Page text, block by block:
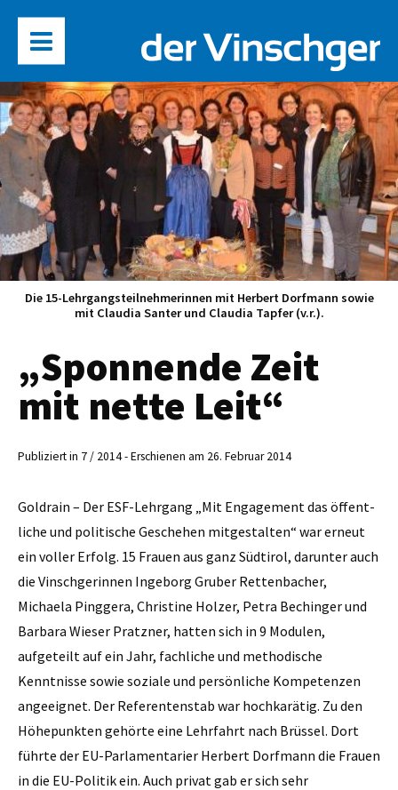
Die 15-Lehrgangsteilnehmerinnen mit Herbert Dorfmann sowie
mit Claudia Santer und Claudia Tapfer (v.r.).
„Sponnende Zeit
mit nette Leit“
Publiziert in 7 / 2014 - Erschienen am 26. Februar 2014
Goldrain – Der ESF-Lehrgang „Mit Engagement das öffent­
liche und politische Geschehen mitgestalten“ war erneut
ein voller Erfolg. 15 Frauen aus ganz Südtirol, darunter auch
die ­Vinschgerinnen Ingeborg Gruber Rettenbacher,
Michaela Pinggera, Christine Holzer, Petra Bechinger und
Barbara Wieser ­Pratzner, hatten sich in 9 Modulen,
aufgeteilt auf ein Jahr, fachliche und methodische
Kenntnisse sowie soziale und persönliche Kompetenzen
angeeignet. Der Referentenstab war hochkarätig. Zu den
Höhepunkten gehörte eine Lehrfahrt nach Brüssel. Dort
führte der EU-Parlamentarier Herbert Dorfmann die Frauen
in die EU-Politik ein. Auch privat gab er sich sehr